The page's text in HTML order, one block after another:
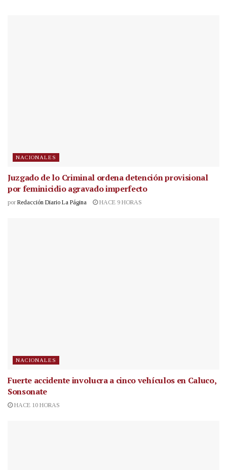
NACIONALES
Juzgado de lo Criminal ordena detención provisional
por feminicidio agravado imperfecto
por Redacción Diario La Página HACE 9 HORAS
NACIONALES
Fuerte accidente involucra a cinco vehículos en Caluco,
Sonsonate
HACE 10 HORAS